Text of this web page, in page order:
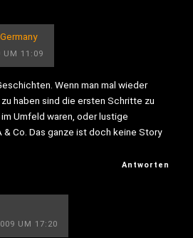
UM 11:09
Wenn man mal wieder
haben sind die ersten Schritte zu
Umfeld waren, oder lustige
Co. Das ganze ist doch keine Story
Antworten
UM 17:20